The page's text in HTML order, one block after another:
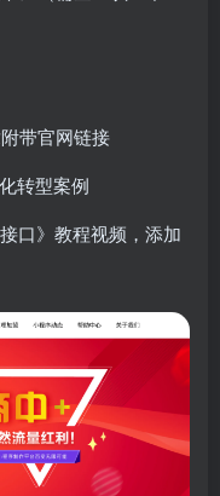
带官网链接
转型案例
口》教程视频，添加